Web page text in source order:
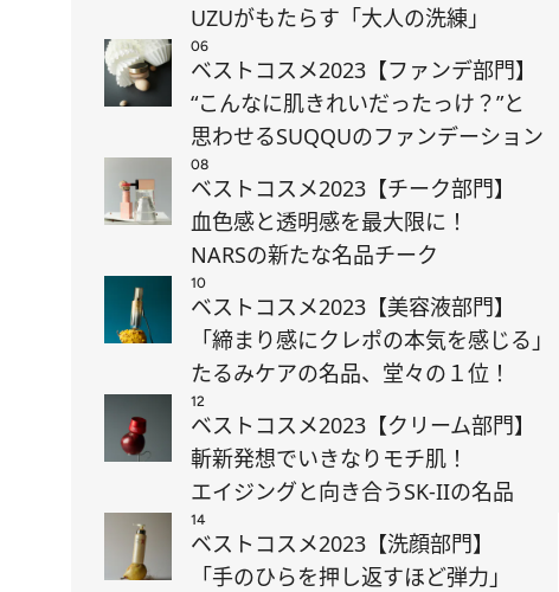
UZUがもたらす「大人の洗練」
06
ベストコスメ2023【ファンデ部門】
“こんなに肌きれいだったっけ？”と
思わせるSUQQUのファンデーション
08
ベストコスメ2023【チーク部門】
血色感と透明感を最大限に！
NARSの新たな名品チーク
10
ベストコスメ2023【美容液部門】
「締まり感にクレポの本気を感じる」
たるみケアの名品、堂々の１位！
12
ベストコスメ2023【クリーム部門】
斬新発想でいきなりモチ肌！
エイジングと向き合うSK-IIの名品
14
ベストコスメ2023【洗顔部門】
「手のひらを押し返すほど弾力」